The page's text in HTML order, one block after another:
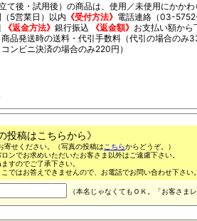
て後・試用後）の商品は、使用／未使用にかか
5営業日）以内 《受付方法》 電話連絡（03-
《返金方法》 銀行振込 《返金額》 お支払い額から
品発送時の送料・代引手数料（代引の場合のみ
ンビニ決済の場合のみ220円）
投稿はこちらから》
寄せください。（写真の投稿は こちらからどうぞ。）
ンでお求めいただいたお客さま以外はご遠慮下さい。
すのでご了承下さい。
ではお答えできませんので、お電話でお問い合わせ下さ
（本名じゃなくてもＯＫ。「お客さま